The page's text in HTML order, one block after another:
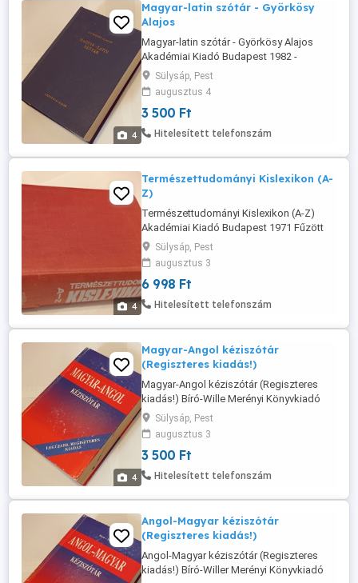
4
Magyar-latin szótár - Györkösy
Alajos
Magyar-latin szótár - Györkösy Alajos
Akadémiai Kiadó Budapest 1982 -
Negyedik kiadás Vászonkötés - 1160
oldal Méret: 20 x 14 cm ISBN 963 05 2774
X Mérete: 14,5 x 20,5 x 6 cm 20-213-7510
Sülysáp, Pest
augusztus 4
3 500 Ft
Hitelesített telefonszám
4
Természettudományi Kislexikon (A-
Z)
Természettudományi Kislexikon (A-Z)
Akadémiai Kiadó Budapest 1971 Fűzött
egészvászon kemény borító (bordó
színű) AK 1035 k 7176 1192 oldal Mérete:
24,5 x 18 x 7 cm 20-213-7510 Tartalom: A
természettudományok társadalmi
jelentőségének rohamos növekedése, a
fejlődésének ...
Sülysáp, Pest
augusztus 3
6 998 Ft
Hitelesített telefonszám
4
Magyar-Angol kéziszótár
(Regiszteres kiadás!)
Magyar-Angol kéziszótár (Regiszteres
kiadás!) Bíró-Wille Merényi Könyvkiadó
2003. G & G Kft. Pécs ISBN 963 698 036 5
Kemény kartonkötés - 671 oldal Méret: 15
x 20 cm 20-213-7510
Sülysáp, Pest
augusztus 3
3 500 Ft
Hitelesített telefonszám
Angol-Magyar kéziszótár
(Regiszteres kiadás!)
Angol-Magyar kéziszótár (Regiszteres
kiadás!) Bíró-Willer Merényi Könyvkiadó